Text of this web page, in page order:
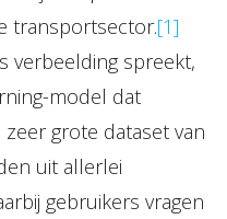
transportsector.[1]
verbeelding spreekt,
model dat
grote dataset van
uit allerlei
gebruikers vragen